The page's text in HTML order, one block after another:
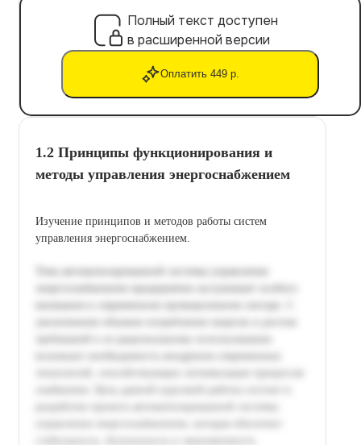
Полный текст доступен
в расширенной версии
Оплатить 449 р.
1.2 Принципы функционирования и
методы управления энергоснабжением
Изучение принципов и методов работы систем
управления энергоснабжением.